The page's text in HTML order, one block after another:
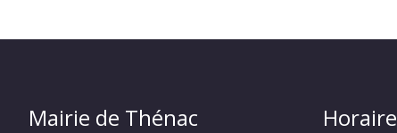
Mairie de Thénac